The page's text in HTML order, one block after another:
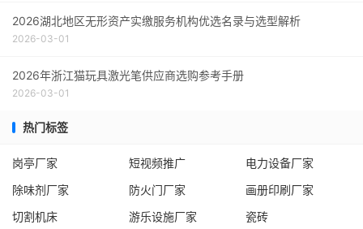
2026湖北地区无形资产实缴服务机构优选名录与选型解析
2026-03-01
2026年浙江猫玩具激光笔供应商选购参考手册
2026-03-01
热门标签
岗亭厂家 短视频推广
电力设备厂家
除味剂厂家
防火门厂家
画册印刷厂家
切割机床
游乐设施厂家 瓷砖